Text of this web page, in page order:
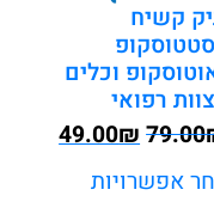
קשיח
וכלים
רפואי
79.00 המחיר
היה:
₪
49.00
אפשרויות